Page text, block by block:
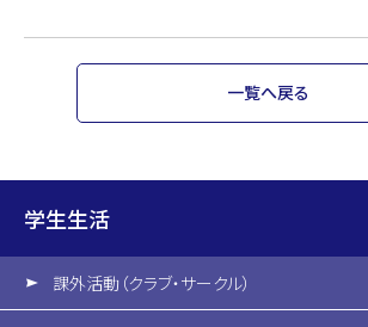
一覧へ戻る
学生生活
課外活動（クラブ・サークル）